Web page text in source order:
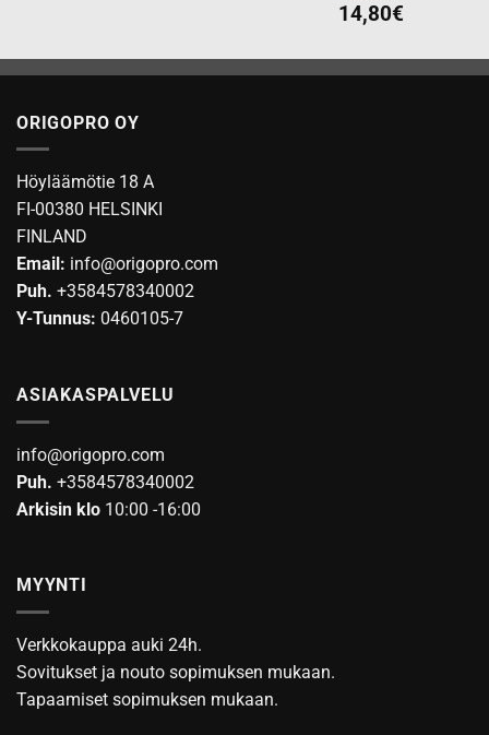
14,80€
ORIGOPRO OY
Höyläämötie 18 A
FI-00380 HELSINKI
FINLAND
Email: info@origopro.com
Puh. +3584578340002
Y-Tunnus: 0460105-7
ASIAKASPALVELU
info@origopro.com
Puh. +3584578340002
Arkisin klo 10:00 -16:00
MYYNTI
Verkkokauppa auki 24h.
Sovitukset ja nouto sopimuksen mukaan.
Tapaamiset sopimuksen mukaan.